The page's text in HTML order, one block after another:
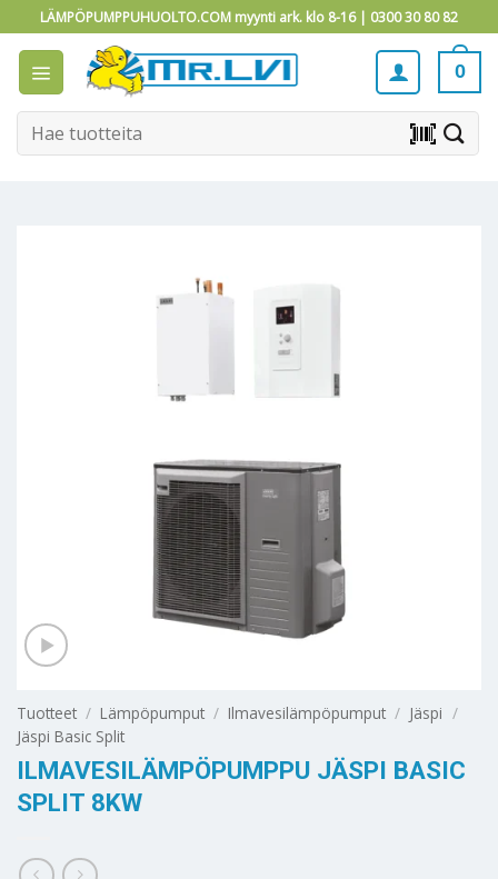
to
content
LÄMPÖPUMPPUHUOLTO.COM myynti ark. klo 8-16 | 0300 30 80 82
0
Etsi: barcode_scanner
Tuotteet / Lämpöpumput / Ilmavesilämpöpumput / Jäspi /
Jäspi Basic Split
ILMAVESILÄMPÖPUMPPU JÄSPI BASIC
SPLIT 8KW